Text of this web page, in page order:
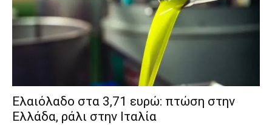
Ελαιόλαδο στα 3,71 ευρώ: πτώση στην
Ελλάδα, ράλι στην Ιταλία